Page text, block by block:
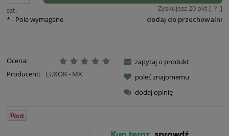
szt. Zyskujesz 20pkt [ ? ]
dodaj do przechowalni
*- Pole wymagane
Ocena:
Producent:
LUXOR - MX
zapytaj o produkt
poleć znajomemu
dodaj opinię